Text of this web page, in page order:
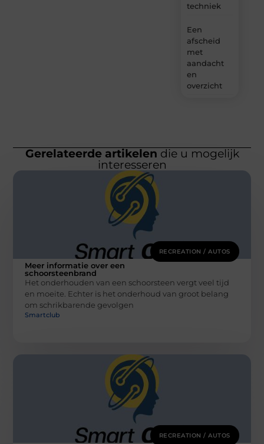
techniek
Een
afscheid
met
aandacht
en
overzicht
Gerelateerde artikelen die u mogelijk
interesseren
RECREATION / AUTOS
Meer informatie over een
schoorsteenbrand
Het onderhouden van een schoorsteen vergt veel tijd
en moeite. Echter is het onderhoud van groot belang
om schrikbarende gevolgen
Smartclub
RECREATION / AUTOS